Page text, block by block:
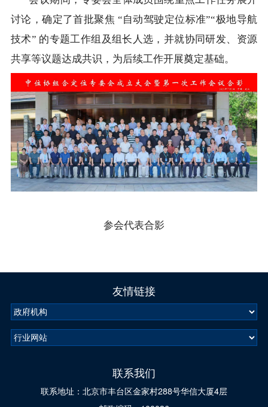
讨论，确定了首批聚焦 “自动驾驶定位标准”“极地导航
技术” 的专题工作组及组长人选，并就协同研发、资源
共享等议题达成共识，为后续工作开展奠定基础。
参会代表合影
友情链接
联系我们
联系地址：北京市丰台区金家村288号华信大厦4层